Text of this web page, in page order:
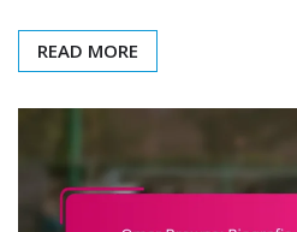
READ MORE